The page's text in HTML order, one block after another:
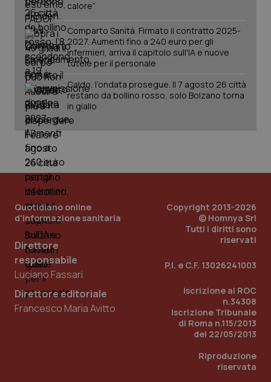
calore”
Comparto Sanità. Firmato il contratto 2025-
2027. Aumenti fino a 240 euro per gli
infermieri, arriva il capitolo sull'IA e nuove
tutele per il personale
Caldo, l’ondata prosegue. Il 7 agosto 26 città
restano da bollino rosso, solo Bolzano torna
in giallo
Quotidiano online
d'informazione sanitaria
Direttore
responsabile
Luciano Fassari
Direttore editoriale
Francesco Maria Avitto
Copyright 2013-2026
© Homnya Srl
Tutti i diritti sono
riservati
P.I. e C.F. 13026241003
Iscrizione al ROC
n.34308
Iscrizione Tribunale
di Roma n.115/2013
del 22/05/2013
Riproduzione
riservata
_ga_KM60CM4NPH
Nome Scadenza
_ga_0VMQEQKQ1N .quotidianosanita.it
1 anno 1
mese
Questo
cookie
utilizzato
da Google
Analytics
per
lo stato
della
Nome
VISITOR_INFO1_LIVE